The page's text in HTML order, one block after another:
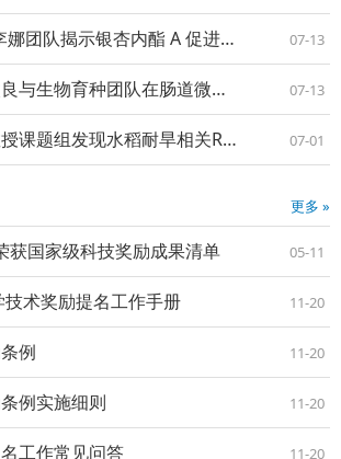
动医学院华进联/李娜团队揭示银杏内酯 A 促进多能干细胞向心肌细胞分化新机制 07-13
动科学院羊遗传改良与生物育种团队在肠道微生物调控奶山羊亚临床乳房炎机制研究方面取得新进展 07-13
生命学院陈坤明教授课题组发现水稻耐旱相关ROS信号的“刹车”机制 07-01
更多 »
国家级科技奖励成果清单 05-11
术奖励提名工作手册 11-20
例 11-20
例实施细则 11-20
工作常见问答 11-20